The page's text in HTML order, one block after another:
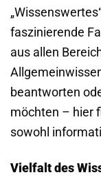
faszinierende
aus allen
beantworten
möchten – hier
sowohl
Vielfalt des